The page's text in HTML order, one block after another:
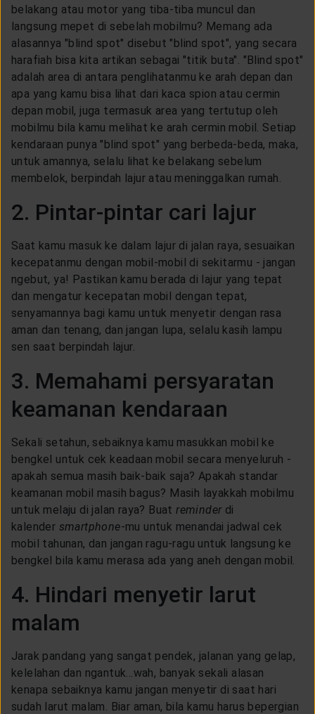
belakang atau motor yang tiba-tiba muncul dan
langsung mepet di sebelah mobilmu? Memang ada
alasannya "blind spot" disebut "blind spot", yang secara
harafiah bisa kita artikan sebagai "titik buta". "Blind spot"
adalah area di antara penglihatanmu ke arah depan dan
apa yang kamu bisa lihat dari kaca spion atau cermin
depan mobil, juga termasuk area yang tertutup oleh
mobilmu bila kamu melihat ke arah cermin mobil. Setiap
kendaraan punya "blind spot" yang berbeda-beda, maka,
untuk amannya, selalu lihat ke belakang sebelum
membelok, berpindah lajur atau meninggalkan rumah.
2. Pintar-pintar cari lajur
Saat kamu masuk ke dalam lajur di jalan raya, sesuaikan
kecepatanmu dengan mobil-mobil di sekitarmu - jangan
ngebut, ya! Pastikan kamu berada di lajur yang tepat
dan mengatur kecepatan mobil dengan tepat,
senyamannya bagi kamu untuk menyetir dengan rasa
aman dan tenang, dan jangan lupa, selalu kasih lampu
sen saat berpindah lajur.
3. Memahami persyaratan
keamanan kendaraan
Sekali setahun, sebaiknya kamu masukkan mobil ke
bengkel untuk cek keadaan mobil secara menyeluruh -
apakah semua masih baik-baik saja? Apakah standar
keamanan mobil masih bagus? Masih layakkah mobilmu
untuk melaju di jalan raya? Buatreminderdi
kalender smartphone-mu untuk menandai jadwal cek
mobil tahunan, dan jangan ragu-ragu untuk langsung ke
bengkel bila kamu merasa ada yang aneh dengan mobil.
4. Hindari menyetir larut
malam
Jarak pandang yang sangat pendek, jalanan yang gelap,
kelelahan dan ngantuk...wah, banyak sekali alasan
kenapa sebaiknya kamu jangan menyetir di saat hari
sudah larut malam. Biar aman, bila kamu harus bepergian